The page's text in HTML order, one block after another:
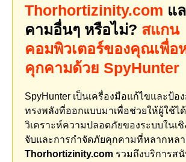
Thorhortizinity.com แ
คามอื่นๆ หรือไม่? สแกน
คอมพิวเตอร์ของคุณเพื่อ
คุกคามด้วย SpyHunter
SpyHunter เป็นเครื่องมือแก้ไขและป้
ทรงพลังที่ออกแบบมาเพื่อช่วยให้ผู้ใช้ไ
วิเคราะห์ความปลอดภัยของระบบในเชิ
จับและการกำจัดภัยคุกคามที่หลากหลา
Thorhortizinity.com รวมถึงบริการส